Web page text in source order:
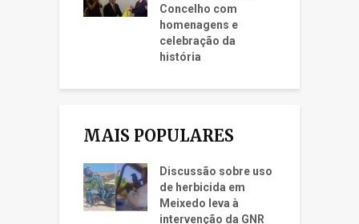
Concelho com
homenagens e
celebração da
história
MAIS POPULARES
Discussão sobre uso
de herbicida em
Meixedo leva à
intervenção da GNR